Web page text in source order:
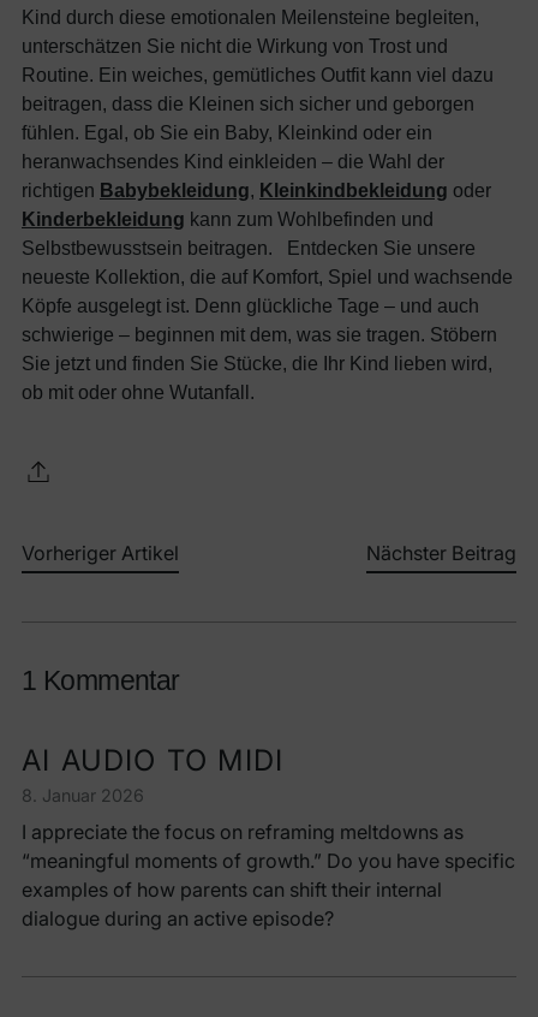
Kind durch diese emotionalen Meilensteine begleiten,
unterschätzen Sie nicht die Wirkung von Trost und
Routine. Ein weiches, gemütliches Outfit kann viel dazu
beitragen, dass die Kleinen sich sicher und geborgen
fühlen. Egal, ob Sie ein Baby, Kleinkind oder ein
heranwachsendes Kind einkleiden – die Wahl der
richtigen Babybekleidung, Kleinkindbekleidung oder
Kinderbekleidung kann zum Wohlbefinden und
Selbstbewusstsein beitragen. Entdecken Sie unsere
neueste Kollektion, die auf Komfort, Spiel und wachsende
Köpfe ausgelegt ist. Denn glückliche Tage – und auch
schwierige – beginnen mit dem, was sie tragen. Stöbern
Sie jetzt und finden Sie Stücke, die Ihr Kind lieben wird,
ob mit oder ohne Wutanfall.
Vorheriger Artikel Nächster Beitrag
1 Kommentar
AI AUDIO TO MIDI
8. Januar 2026
I appreciate the focus on reframing meltdowns as
“meaningful moments of growth.” Do you have specific
examples of how parents can shift their internal
dialogue during an active episode?